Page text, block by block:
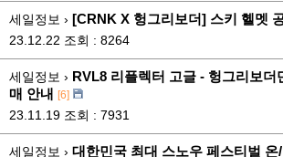
세일정보 › [CRNK X 헝그리보더] 스키 헬멧
23.12.22 조회 : 8264
세일정보 › RVL8 리플렉터 고글 - 헝그리보더
매 안내 [6]
23.11.19 조회 : 7931
세일정보 › 대한민국 최대 스노우 페스티벌 온